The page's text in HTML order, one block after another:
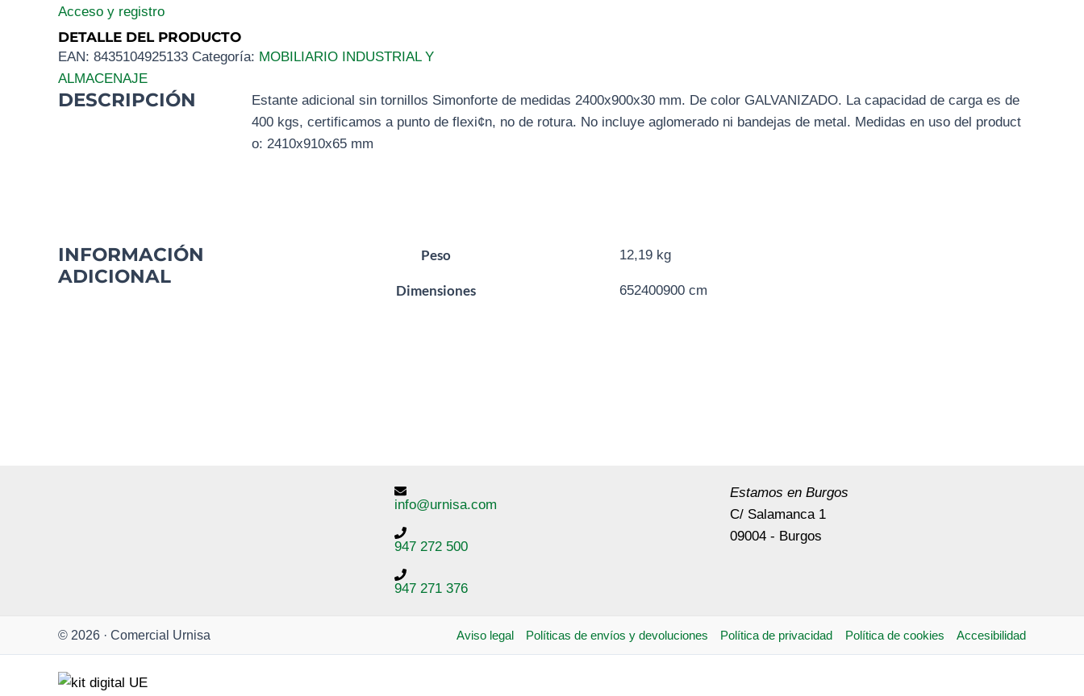
Acceso y registro
DETALLE DEL PRODUCTO
EAN: 8435104925133 Categoría: MOBILIARIO INDUSTRIAL Y
ALMACENAJE
DESCRIPCIÓN
Estante adicional sin tornillos Simonforte de medidas 2400x900x30 mm. De color GALVANIZADO. La capacidad de carga es de
400 kgs, certificamos a punto de flexi¢n, no de rotura. No incluye aglomerado ni bandejas de metal. Medidas en uso del product
o: 2410x910x65 mm
INFORMACIÓN
ADICIONAL
Peso 12,19 kg
Dimensiones 652400900 cm
info@urnisa.com
947 272 500
947 271 376
Estamos en Burgos
C/ Salamanca 1
09004 - Burgos
© 2026 · Comercial Urnisa Aviso legal Políticas de envíos y devoluciones Política de privacidad Política de cookies Accesibilidad